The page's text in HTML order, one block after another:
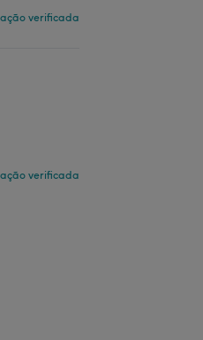
verificada
verificada